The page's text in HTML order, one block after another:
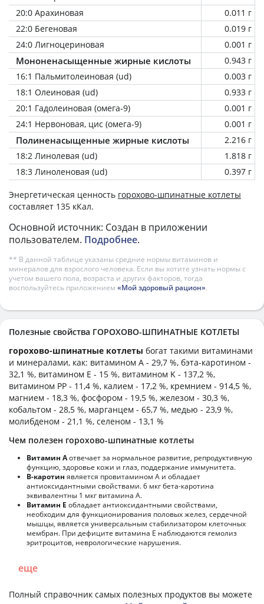
20:0 Арахиновая
0.011 г
22:0 Бегеновая
0.019 г
24:0 Лигноцериновая
0.001 г
Мононенасыщенные жирные кислоты
0.943 г
16:1 Пальмитолеиновая (ud)
0.003 г
18:1 Олеиновая (ud)
0.933 г
20:1 Гадолеиновая (омега-9)
0.001 г
24:1 Нервоновая, цис (омега-9)
0.001 г
Полиненасыщенные жирные кислоты
2.216 г
18:2 Линолевая (ud)
1.818 г
18:3 Линоленовая (ud)
0.397 г
Энергетическая ценность горохово-шпинатные котлеты
составляет 135 кКал.
Основной источник: Создан в приложении
пользователем. Подробнее.
** В данной таблице указаны средние нормы витаминов и
минералов для взрослого человека. Если вы хотите узнать нормы с
учетом вашего пола, возраста и других факторов, тогда
воспользуйтесь приложением «Мой здоровый рацион».
Полезные свойства ГОРОХОВО-ШПИНАТНЫЕ КОТЛЕТЫ
горохово-шпинатные котлеты богат такими витаминами
и минералами, как: витамином А - 29,7 %, бэта-каротином -
32,1 %, витамином E - 15 %, витамином K - 137,2 %,
витамином PP - 11,4 %, калием - 17,2 %, кремнием - 914,5 %,
магнием - 18,3 %, фосфором - 19,5 %, железом - 30,3 %,
кобальтом - 28,5 %, марганцем - 65,7 %, медью - 23,9 %,
молибденом - 21,1 %, селеном - 13,1 %
Чем полезен горохово-шпинатные котлеты
Витамин Аотвечает за нормальное развитие, репродуктивную
функцию, здоровье кожи и глаз, поддержание иммунитета.
В-каротин является провитамином А и обладает
антиоксидантными свойствами. 6 мкг бета-каротина
эквивалентны 1 мкг витамина А.
Витамин Е обладает антиоксидантными свойствами,
необходим для функционирования половых желез, сердечной
мышцы, является универсальным стабилизатором клеточных
мембран. При дефиците витамина Е наблюдаются гемолиз
эритроцитов, неврологические нарушения.
еще
Полный справочник самых полезных продуктов вы можете